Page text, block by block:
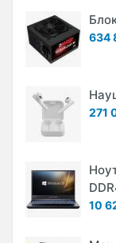
634
271
10